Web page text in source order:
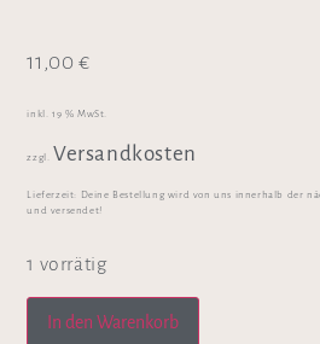
11,00 €
inkl. 19 % MwSt.
zzgl. Versandkosten
Lieferzeit:
Deine Bestellung wird von uns innerhalb der
und versendet!
1 vorrätig
In den Warenkorb